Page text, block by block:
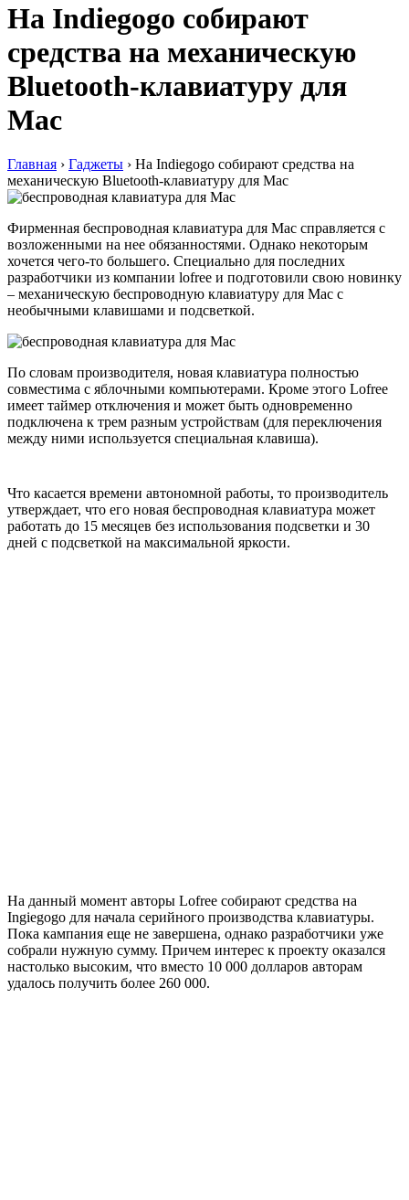
На Indiegogo собирают
средства на механическую
Bluetooth-клавиатуру для
Mac
Главная › Гаджеты › На Indiegogo собирают средства на
механическую Bluetooth-клавиатуру для Mac
Фирменная беспроводная клавиатура для Mac справляется с
возложенными на нее обязанностями. Однако некоторым
хочется чего-то большего. Специально для последних
разработчики из компании lofree и подготовили свою новинку
– механическую беспроводную клавиатуру для Mac с
необычными клавишами и подсветкой.
По словам производителя, новая клавиатура полностью
совместима с яблочными компьютерами. Кроме этого Lofree
имеет таймер отключения и может быть одновременно
подключена к трем разным устройствам (для переключения
между ними используется специальная клавиша).
Что касается времени автономной работы, то производитель
утверждает, что его новая беспроводная клавиатура может
работать до 15 месяцев без использования подсветки и 30
дней с подсветкой на максимальной яркости.
На данный момент авторы Lofree собирают средства на
Ingiegogo для начала серийного производства клавиатуры.
Пока кампания еще не завершена, однако разработчики уже
собрали нужную сумму. Причем интерес к проекту оказался
настолько высоким, что вместо 10 000 долларов авторам
удалось получить более 260 000.